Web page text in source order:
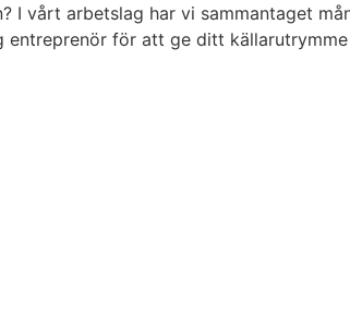
vårt arbetslag har vi sammantaget
för att ge ditt